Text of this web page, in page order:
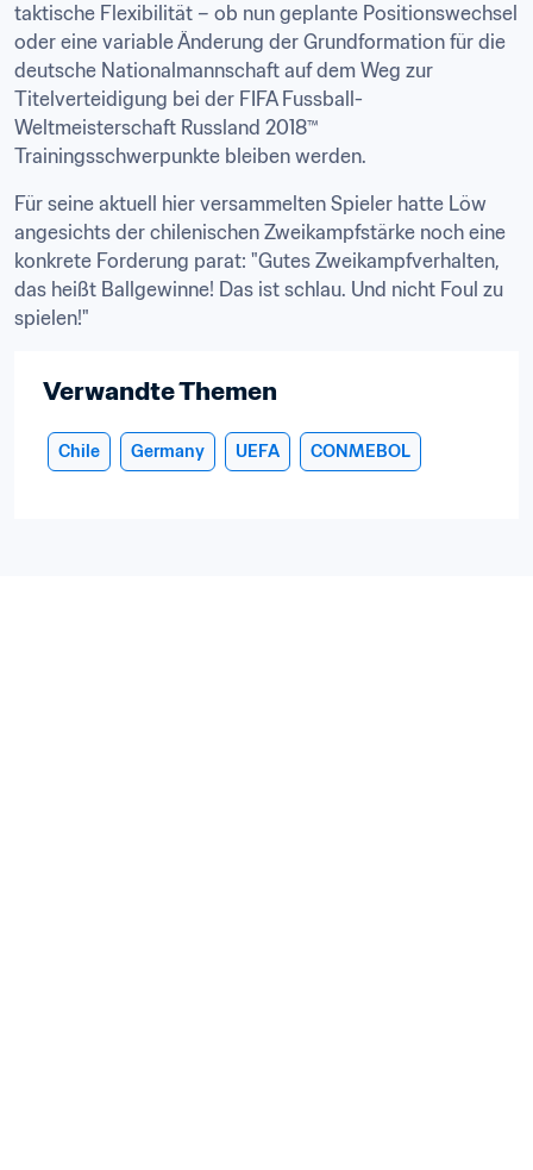
taktische Flexibilität – ob nun geplante Positionswechsel
oder eine variable Änderung der Grundformation für die
deutsche Nationalmannschaft auf dem Weg zur
Titelverteidigung bei der FIFA Fussball-
Weltmeisterschaft Russland 2018™
Trainingsschwerpunkte bleiben werden.
Für seine aktuell hier versammelten Spieler hatte Löw
angesichts der chilenischen Zweikampfstärke noch eine
konkrete Forderung parat: "Gutes Zweikampfverhalten,
das heißt Ballgewinne! Das ist schlau. Und nicht Foul zu
spielen!"
Verwandte Themen
Chile Germany UEFA CONMEBOL